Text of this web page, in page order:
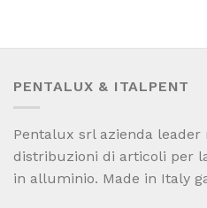
PENTALUX & ITALPENT
Pentalux srl azienda
distribuzioni di articoli per
in alluminio. Made in Italy